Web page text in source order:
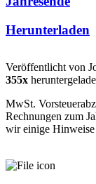
Herunterladen
Veröffentlicht von
355x
MwSt.
Rechnungen zum
wir einige Hinweise